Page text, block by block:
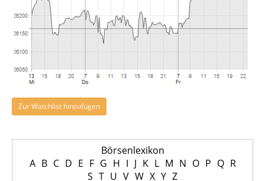
Zur Watchlist hinzufügen
Börsenlexikon
A B C D E F G H I J K L M N O P Q R
S T U V W X Y Z